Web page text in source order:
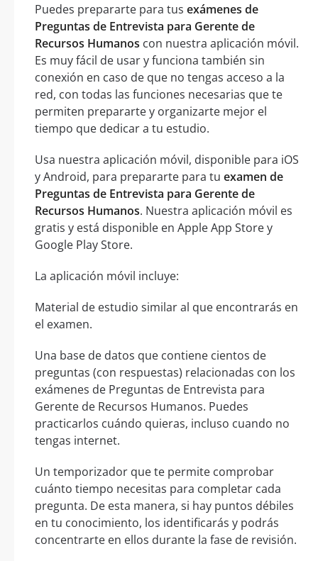
Puedes prepararte para tus exámenes de
Preguntas de Entrevista para Gerente de
Recursos Humanos con nuestra aplicación móvil.
Es muy fácil de usar y funciona también sin
conexión en caso de que no tengas acceso a la
red, con todas las funciones necesarias que te
permiten prepararte y organizarte mejor el
tiempo que dedicar a tu estudio.
Usa nuestra aplicación móvil, disponible para iOS
y Android, para prepararte para tu examen de
Preguntas de Entrevista para Gerente de
Recursos Humanos. Nuestra aplicación móvil es
gratis y está disponible en Apple App Store y
Google Play Store.
La aplicación móvil incluye:
Material de estudio similar al que encontrarás en
el examen.
Una base de datos que contiene cientos de
preguntas (con respuestas) relacionadas con los
exámenes de Preguntas de Entrevista para
Gerente de Recursos Humanos. Puedes
practicarlos cuándo quieras, incluso cuando no
tengas internet.
Un temporizador que te permite comprobar
cuánto tiempo necesitas para completar cada
pregunta. De esta manera, si hay puntos débiles
en tu conocimiento, los identificarás y podrás
concentrarte en ellos durante la fase de revisión.